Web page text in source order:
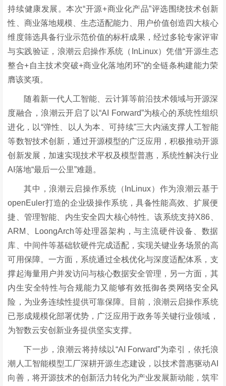
持续健康发展。本次“开源+商业化产品”评选围绕技术创新
性、商业落地规模、生态适配能力、用户价值创造四大核心
维度筛选具备行业示范价值的标杆成果 ，经过多轮专家评审
与实践验证，浪潮云启操作系统 （ InLinux）凭借“开源生态
整合+自主技术突破+商业化落地闭环”的全链条构建能力荣
膺该奖项。
随着新一代人工智能、云计算等前沿技术领域与开源深
度融合，浪潮云开启了以“AI Forward”为核心的系统性组织
进化，以“弹性、以人为本、可持续”三大内涵支撑人工智能
等数智技术创新，通过开源模型的广泛应用，积极推动开源
创新发展，加速实现技术平权及模型普惠， 系统性解决行业
AI落地“最后一公里”难题。
其中，浪潮云启操作系统（ InLinux）作为浪潮云基于
openEuler打造的企业级操作系统，具备性能高效、扩展便
捷、管理智能、内生安全四大核心特性。该系统支持X86、
ARM、LoongArch等处理器架构，与主流硬件设备、数据
库、中间件等基础软硬件完成适配，实现关键业务场景的高
可用保障。一方面，系统通过全栈优化与深度适配体系，支
撑起海量用户并发访问与核心数据安全管理，另一方面，其
内生安全特性与合规能力又能够有效抵御各类网络安全风
险，为业务连续性提供可靠保障。目前，浪潮云启操作系统
已形成规模化部署优势，广泛应用于政务等关键行业领域，
为智数云安创新业务提供坚实支撑。
下一步，浪潮云将持续以“AI Forward”为牵引，依托浪
潮人工智能模型工厂深耕开源生态建设， 以技术普惠驱动AI
向善， 将开源技术的创新活力转化为产业发展新动能，筑牢